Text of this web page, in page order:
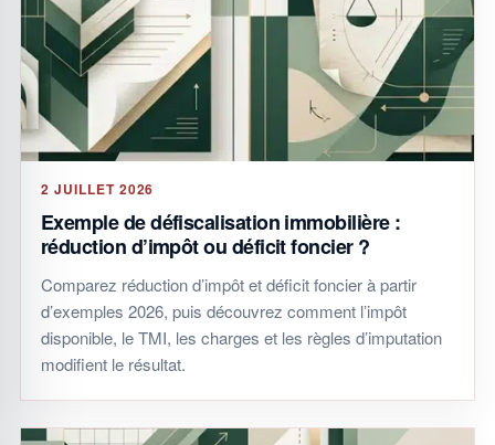
2 JUILLET 2026
Exemple de défiscalisation immobilière :
réduction d’impôt ou déficit foncier ?
Comparez réduction d’impôt et déficit foncier à partir
d’exemples 2026, puis découvrez comment l’impôt
disponible, le TMI, les charges et les règles d’imputation
modifient le résultat.